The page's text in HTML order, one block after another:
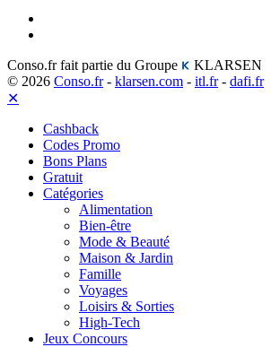
Conso.fr fait partie du Groupe
KLARSEN
© 2026 Conso.fr- klarsen.com - itl.fr- dafi.fr
✕
Cashback
Codes Promo
Bons Plans
Gratuit
Catégories
Alimentation
Bien-être
Mode & Beauté
Maison & Jardin
Famille
Voyages
Loisirs & Sorties
High-Tech
Jeux Concours